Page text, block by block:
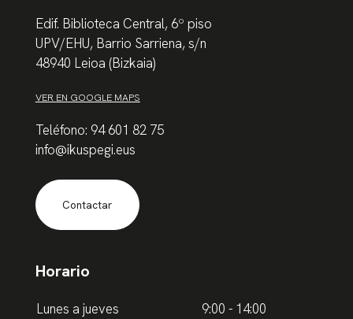
Edif. Biblioteca Central, 6º piso
UPV/EHU, Barrio Sarriena, s/n
48940 Leioa (Bizkaia)
VER EN GOOGLE MAPS
Teléfono: 94 601 82 75
info@ikuspegi.eus
Contactar
Horario
Lunes a jueves
9:00 - 14:00